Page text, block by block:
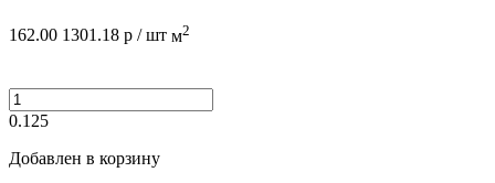
162.00 1301.18 р / шт м2
0.125
Добавлен в корзину